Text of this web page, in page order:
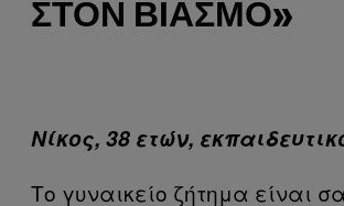
ΣΤΟΝ ΒΙΑΣΜΌ»
Νίκος, 38 ετών,
Το γυναικείο ζήτημα είναι